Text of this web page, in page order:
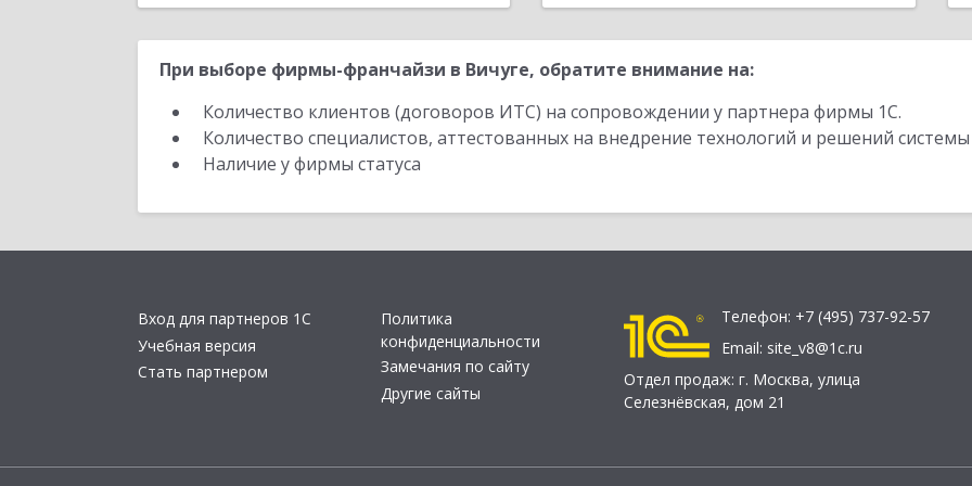
При выборе фирмы-франчайзи в Вичуге, обратите внимание на:
Количество клиентов (договоров ИТС) на сопровождении у партнера фирмы 1С.
Количество специалистов, аттестованных на внедрение технологий и решений
Наличие у фирмы статуса
Вход для партнеров 1С
Учебная версия
Стать партнером
Политика
конфиденциальности
Замечания по сайту
Другие сайты
Телефон: +7 (495) 737-92-57
Email: site_v8@1c.ru
Отдел продаж: г. Москва, улица
Селезнёвская, дом 21